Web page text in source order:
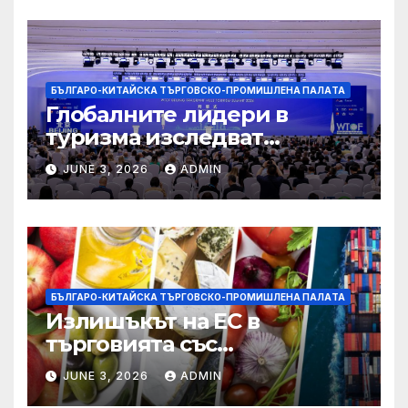
БЪЛГАРО-КИТАЙСКА ТЪРГОВСКО-ПРОМИШЛЕНА ПАЛAТА
Глобалните лидери в
туризма изследват
бъдещето на пътуването,
управлявано от AI
JUNE 3, 2026 ADMIN
БЪЛГАРО-КИТАЙСКА ТЪРГОВСКО-ПРОМИШЛЕНА ПАЛAТА
Излишъкът на ЕС в
търговията със
селскостопански храни се
увеличава през февруари
JUNE 3, 2026 ADMIN